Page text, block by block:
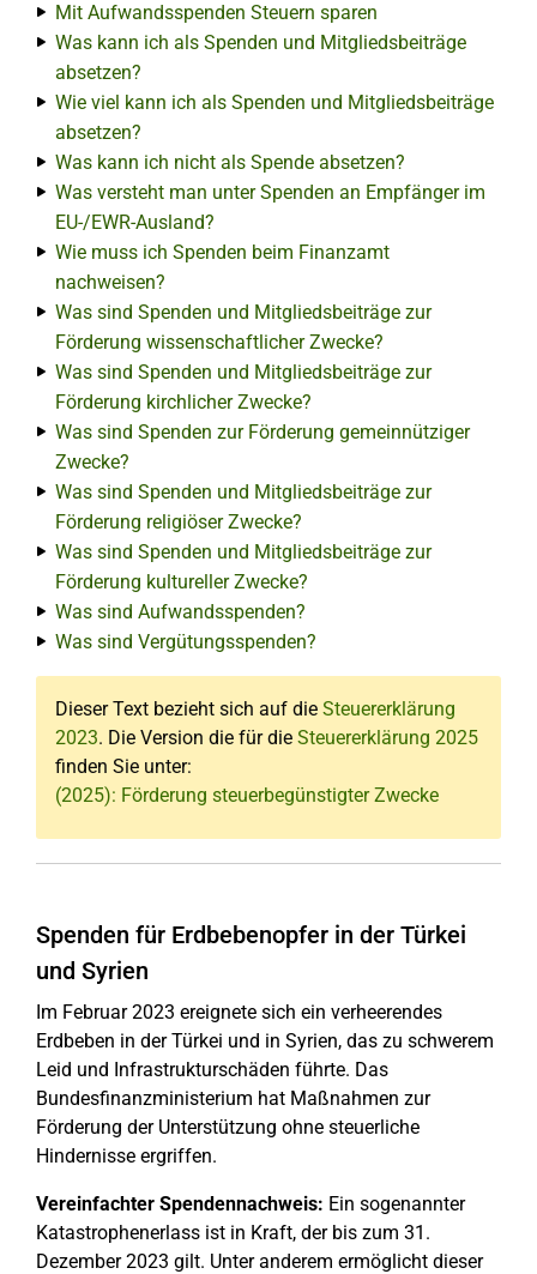
Mit Aufwandsspenden Steuern sparen
Was kann ich als Spenden und Mitgliedsbeiträge
absetzen?
Wie viel kann ich als Spenden und Mitgliedsbeiträge
absetzen?
Was kann ich nicht als Spende absetzen?
Was versteht man unter Spenden an Empfänger im
EU-/EWR-Ausland?
Wie muss ich Spenden beim Finanzamt
nachweisen?
Was sind Spenden und Mitgliedsbeiträge zur
Förderung wissenschaftlicher Zwecke?
Was sind Spenden und Mitgliedsbeiträge zur
Förderung kirchlicher Zwecke?
Was sind Spenden zur Förderung gemeinnütziger
Zwecke?
Was sind Spenden und Mitgliedsbeiträge zur
Förderung religiöser Zwecke?
Was sind Spenden und Mitgliedsbeiträge zur
Förderung kultureller Zwecke?
Was sind Aufwandsspenden?
Was sind Vergütungsspenden?
Dieser Text bezieht sich auf die Steuererklärung
2023. Die Version die für die Steuererklärung 2025
finden Sie unter:
(2025): Förderung steuerbegünstigter Zwecke
Spenden für Erdbebenopfer in der Türkei
und Syrien
Im Februar 2023 ereignete sich ein verheerendes
Erdbeben in der Türkei und in Syrien, das zu schwerem
Leid und Infrastrukturschäden führte. Das
Bundesfinanzministerium hat Maßnahmen zur
Förderung der Unterstützung ohne steuerliche
Hindernisse ergriffen.
Vereinfachter Spendennachweis: Ein sogenannter
Katastrophenerlass ist in Kraft, der bis zum 31.
Dezember 2023 gilt. Unter anderem ermöglicht dieser